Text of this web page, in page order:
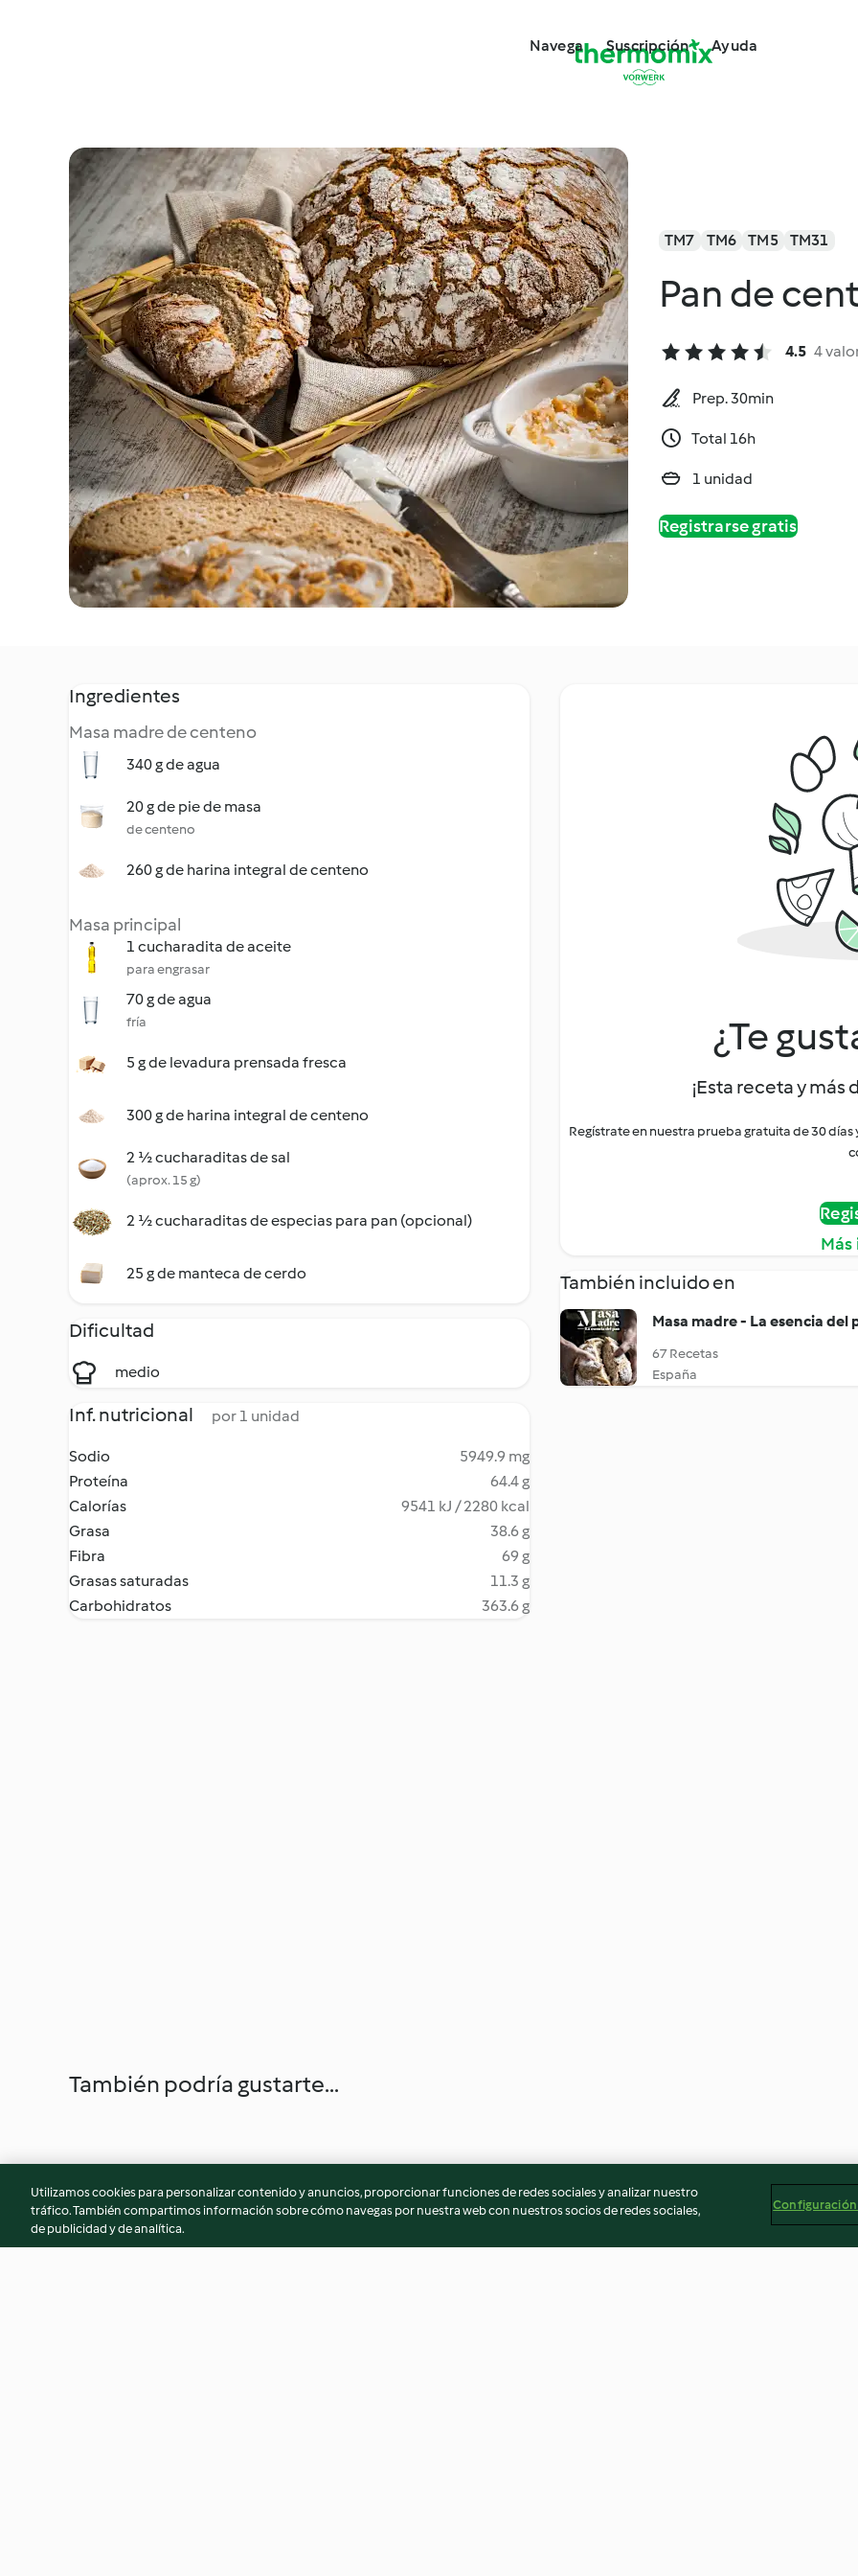
Navega Suscripción Ayuda
TM7 TM6 TM5 TM31
Pan de
4.5 4
Prep. 30min
Total 16h
1 unidad
Registrarse gratis
Ingredientes
Masa madre de centeno
340 g de agua
20 g de pie de masa
de centeno
260 g de harina integral de centeno
Masa principal
1 cucharadita de aceite
para engrasar
70 g de agua
fría
5 g de levadura prensada fresca
300 g de harina integral de centeno
2 ½ cucharaditas de sal
(aprox. 15 g)
2 ½ cucharaditas de especias para pan (opcional)
25 g de manteca de cerdo
Dificultad
medio
Inf. nutricional por 1 unidad
Sodio
5949.9 mg
Proteína
64.4 g
Calorías
9541 kJ / 2280 kcal
Grasa
38.6 g
Fibra
69 g
Grasas saturadas
11.3 g
Carbohidratos
363.6 g
¿Te
¡Esta receta y más
Regístrate en nuestra prueba gratuita de 30
También incluido en
Masa madre - La esencia del
67 Recetas
España
También podría gustarte...
Utilizamos cookies para personalizar contenido y anuncios, proporcionar funciones de redes sociales y analizar nuestro
tráfico. También compartimos información sobre cómo navegas por nuestra web con nuestros socios de redes sociales,
de publicidad y de analítica.
Configuración